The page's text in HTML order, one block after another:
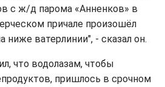
с ж/д парома «Анненков» в
причале произошёл
ниже ватерлинии", - сказал он.
что водолазам, чтобы
пришлось в срочном